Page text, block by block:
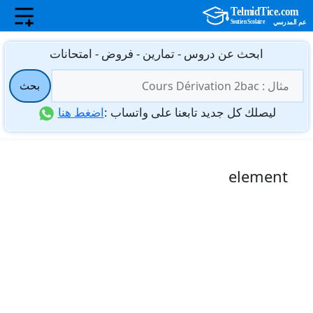
انتقل
المحتوى
ابحث عن دروس - تمارين - فروض - امتحانات
عن:
بحث
ليصلك كل جديد تابعنا على واتساب :اضغط هنا
element